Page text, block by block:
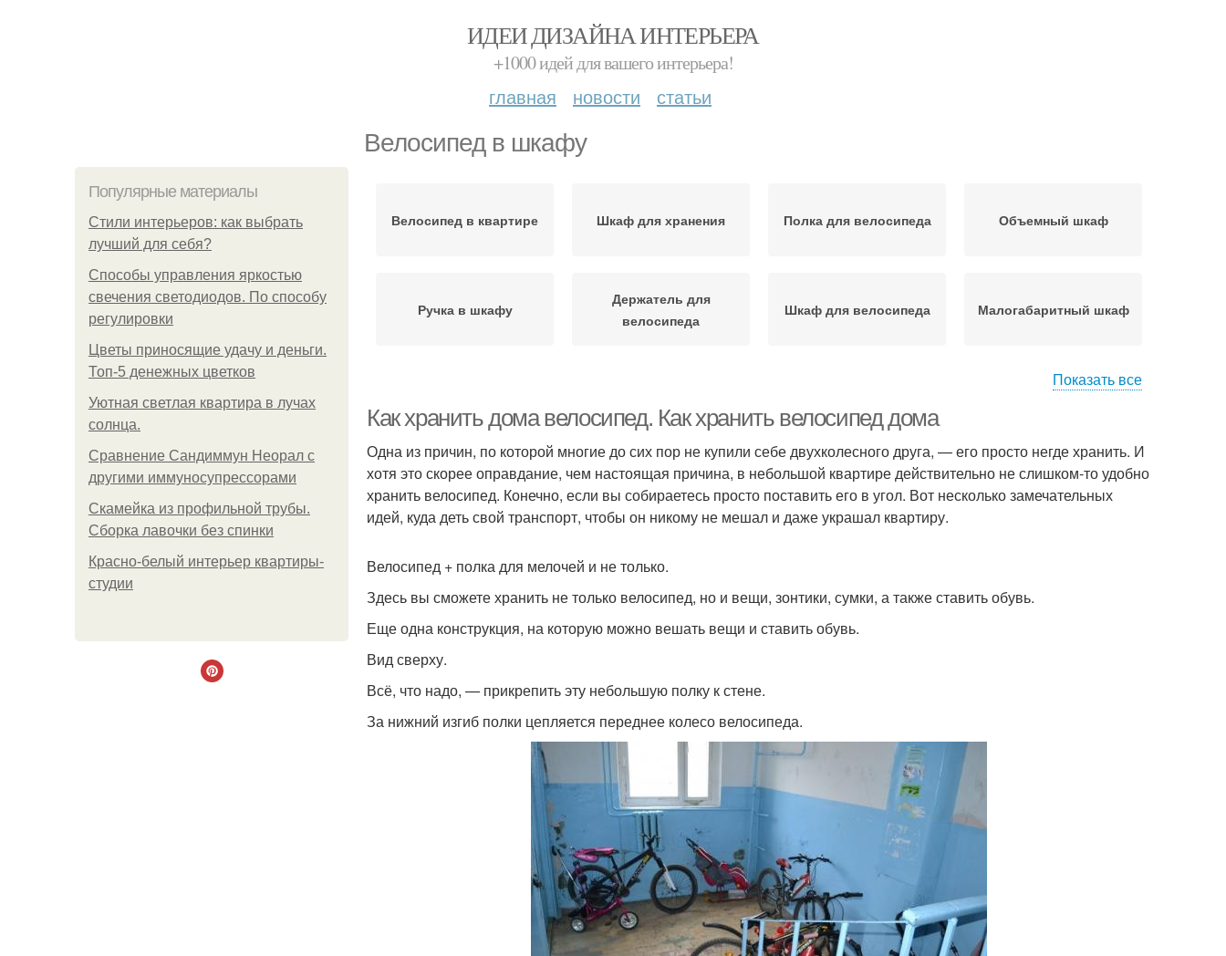
ИДЕИ ДИЗАЙНА ИНТЕРЬЕРА
+1000 идей для вашего интерьера!
главная новости статьи
Велосипед в шкафу
Популярные материалы
Стили интерьеров: как выбрать
лучший для себя?
Способы управления яркостью
свечения светодиодов. По способу
регулировки
Цветы приносящие удачу и деньги.
Топ-5 денежных цветков
Уютная светлая квартира в лучах
солнца.
Сравнение Сандиммун Неорал с
другими иммуносупрессорами
Скамейка из профильной трубы.
Сборка лавочки без спинки
Красно-белый интерьер квартиры-
студии
Велосипед в квартире Шкаф для хранения Полка для велосипеда Объемный шкаф
Ручка в шкафу
Держатель для
велосипеда
Шкаф для велосипеда Малогабаритный шкаф
лестницей
Показать все
Как хранить дома велосипед. Как хранить велосипед дома
Одна из причин, по которой многие до сих пор не купили себе двухколесного друга, — его просто негде хранить. И
хотя это скорее оправдание, чем настоящая причина, в небольшой квартире действительно не слишком-то удобно
хранить велосипед. Конечно, если вы собираетесь просто поставить его в угол. Вот несколько замечательных
идей, куда деть свой транспорт, чтобы он никому не мешал и даже украшал квартиру.
Велосипед + полка для мелочей и не только.
Здесь вы сможете хранить не только велосипед, но и вещи, зонтики, сумки, а также ставить обувь.
Еще одна конструкция, на которую можно вешать вещи и ставить обувь.
Вид сверху.
Всё, что надо, — прикрепить эту небольшую полку к стене.
За нижний изгиб полки цепляется переднее колесо велосипеда.